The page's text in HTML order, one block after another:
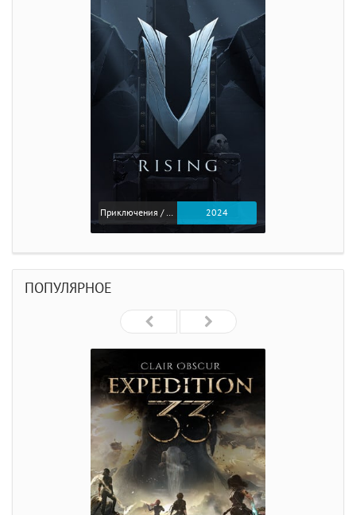
Приключения / Экшен 2024
ПОПУЛЯРНОЕ